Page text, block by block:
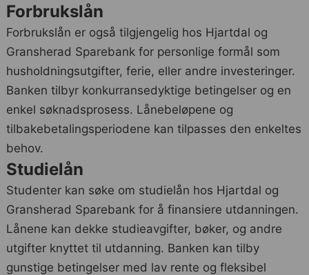
Forbrukslån
Forbrukslån er også tilgjengelig hos Hjartdal og
Gransherad Sparebank for personlige formål som
husholdningsutgifter, ferie, eller andre investeringer.
Banken tilbyr konkurransedyktige betingelser og en
enkel søknadsprosess. Lånebeløpene og
tilbakebetalingsperiodene kan tilpasses den enkeltes
behov.
Studielån
Studenter kan søke om studielån hos Hjartdal og
Gransherad Sparebank for å finansiere utdanningen.
Lånene kan dekke studieavgifter, bøker, og andre
utgifter knyttet til utdanning. Banken kan tilby
gunstige betingelser med lav rente og fleksibel